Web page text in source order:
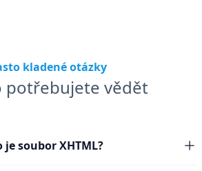
kladené otázky
potřebujete vědět
je soubor XHTML?